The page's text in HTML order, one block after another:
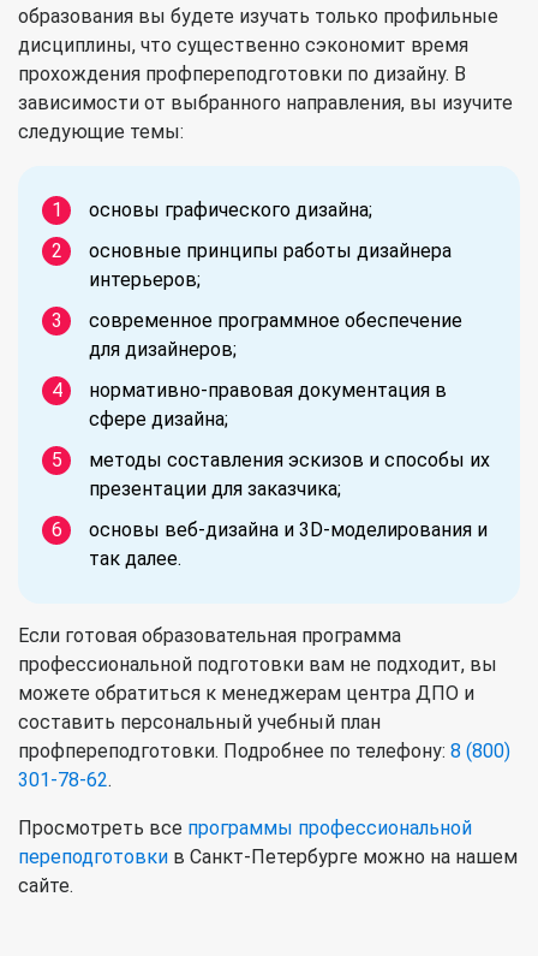
образования вы будете изучать только профильные
дисциплины, что существенно сэкономит время
прохождения профпереподготовки по дизайну. В
зависимости от выбранного направления, вы изучите
следующие темы:
основы графического дизайна;
основные принципы работы дизайнера
интерьеров;
современное программное обеспечение
для дизайнеров;
нормативно-правовая документация в
сфере дизайна;
методы составления эскизов и способы их
презентации для заказчика;
основы веб-дизайна и 3D-моделирования и
так далее.
Если готовая образовательная программа
профессиональной подготовки вам не подходит, вы
можете обратиться к менеджерам центра ДПО и
составить персональный учебный план
профпереподготовки. Подробнее по телефону: 8 (800)
301-78-62.
Просмотреть все программы профессиональной
переподготовки в Санкт-Петербурге можно на нашем
сайте.